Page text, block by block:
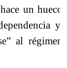
un hueco
y,
al régimen